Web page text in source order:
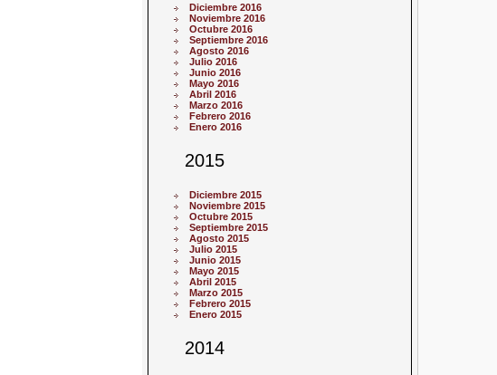
Diciembre 2016
Noviembre 2016
Octubre 2016
Septiembre 2016
Agosto 2016
Julio 2016
Junio 2016
Mayo 2016
Abril 2016
Marzo 2016
Febrero 2016
Enero 2016
2015
Diciembre 2015
Noviembre 2015
Octubre 2015
Septiembre 2015
Agosto 2015
Julio 2015
Junio 2015
Mayo 2015
Abril 2015
Marzo 2015
Febrero 2015
Enero 2015
2014